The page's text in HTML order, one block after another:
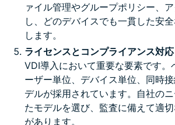
ァイル管理やグループポリシー、
し、どのデバイスでも一貫した安
します。
ライセンスとコンプライアンス対応
VDI導入において重要な要素です。
ーザー単位、デバイス単位、同時
デルが採用されています。自社の
たモデルを選び、監査に備えて適
があります。